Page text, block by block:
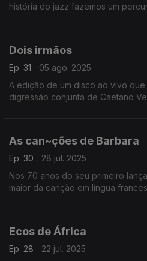
história do jazz fazemos um
Dois irmãos
Ep. 31
05 ago. 2025
A edição de um disco ao vivo
digressão conjunta de Caetano
As can~ções de Barbara
Ep. 30
28 jul. 2025
Nos 70 anos do seu primeiro
maior da canção em língua
Ecos de África
Ep. 28
22 jul. 2025